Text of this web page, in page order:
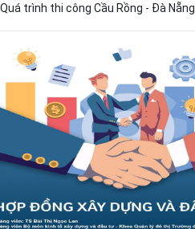
Quá trình thi công Cầu Rồng - Đà Nẵng